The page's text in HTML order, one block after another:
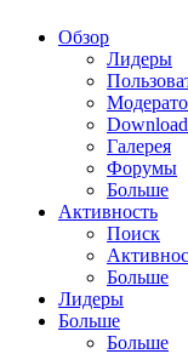
Обзор
Лидеры
Галерея
Форумы
Больше
Активность
Поиск
Больше
Лидеры
Больше
Больше